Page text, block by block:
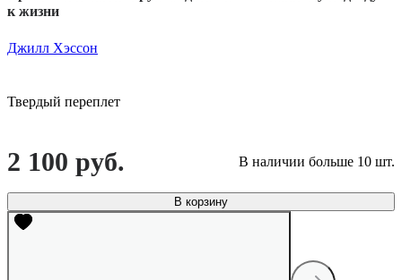
к жизни
Джилл Хэссон
Твердый переплет
2 100 руб. В наличии больше 10 шт.
В корзину